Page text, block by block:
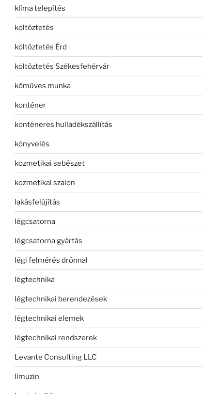
klíma telepítés
költöztetés
költöztetés Érd
költöztetés Székesfehérvár
kőműves munka
konténer
konténeres hulladékszállítás
könyvelés
kozmetikai sebészet
kozmetikai szalon
lakásfelújítás
légcsatorna
légcsatorna gyártás
légi felmérés drónnal
légtechnika
légtechnikai berendezések
légtechnikai elemek
légtechnikai rendszerek
Levante Consulting LLC
limuzin